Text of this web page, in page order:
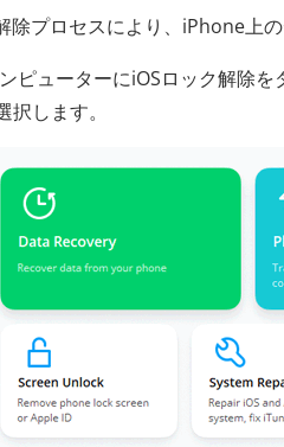
除プロセスにより、iPhone上
ピューターにiOSロック解除
択します。